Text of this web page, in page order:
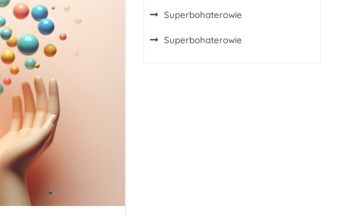
Superbohaterowie
Superbohaterowie